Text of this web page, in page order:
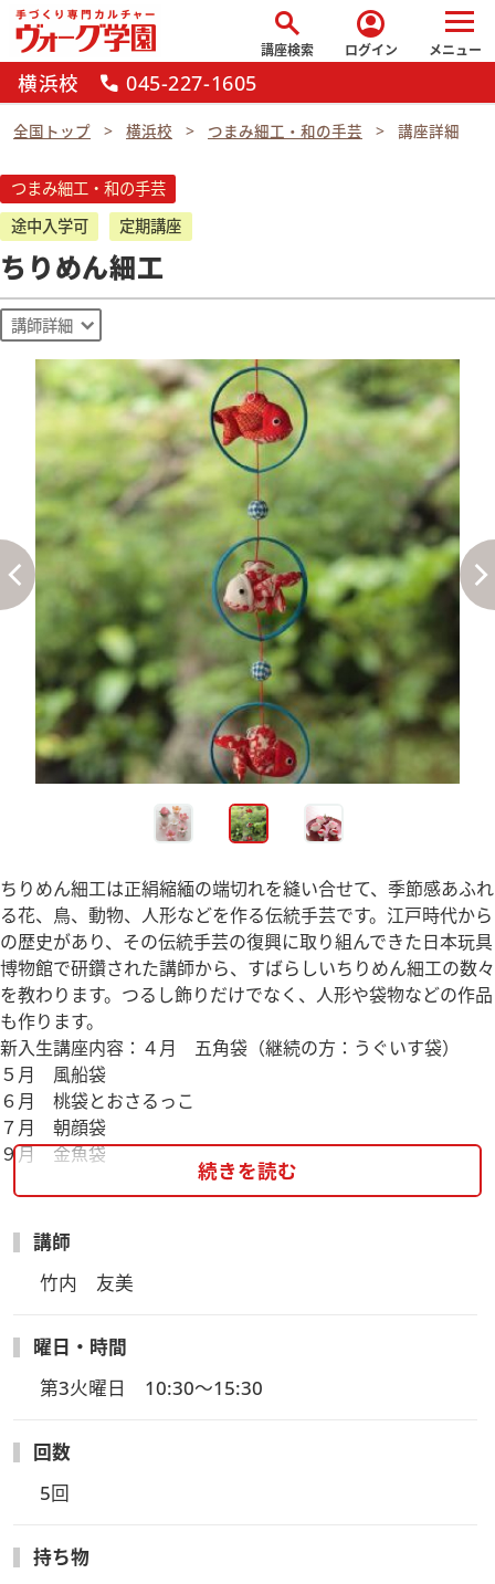
search
講座検索
account_circle
ログイン メニュー
横浜校 call 045-227-1605
全国トップ 横浜校 つまみ細工・和の手芸 講座詳細
つまみ細工・和の手芸
途中入学可
定期講座
ちりめん細工
講師詳細
ちりめん細工は正絹縮緬の端切れを縫い合せて、季節感あふれ
る花、鳥、動物、人形などを作る伝統手芸です。江戸時代から
の歴史があり、その伝統手芸の復興に取り組んできた日本玩具
博物館で研鑽された講師から、すばらしいちりめん細工の数々
を教わります。つるし飾りだけでなく、人形や袋物などの作品
も作ります。
新入生講座内容：４月 五角袋（継続の方：うぐいす袋）
５月 風船袋
６月 桃袋とおさるっこ
７月 朝顔袋
９月 金魚袋
続きを読む
講師
竹内　友美
曜日・時間
第3火曜日　10:30～15:30
回数
5回
持ち物